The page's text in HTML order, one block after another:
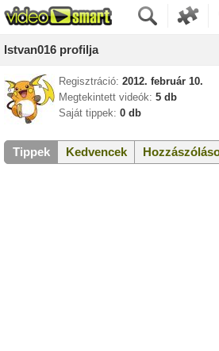
Istvan016 profilja
Regisztráció: 2012. február 10.
Megtekintett videók: 5 db
Saját tippek: 0 db
Tippek Kedvencek